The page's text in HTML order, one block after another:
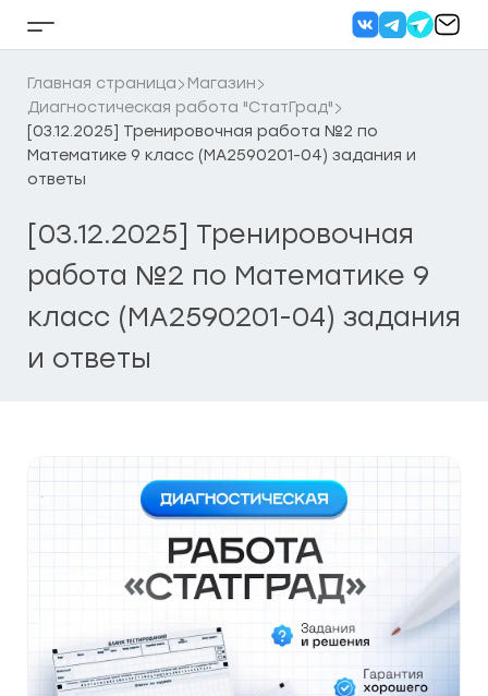
Кнопка
бокового
меню
Главная страница
Магазин
Диагностическая работа "СтатГрад"
[03.12.2025] Тренировочная работа №2 по
Математике 9 класс (МА2590201-04) задания и
ответы
[03.12.2025] Тренировочная
работа №2 по Математике 9
класс (МА2590201-04) задания
и ответы